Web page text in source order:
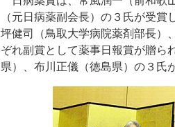
（元日病薬副会長）の３氏が受
坪健司（鳥取大学病院薬剤部長）
ぞれ副賞として薬事日報賞が贈ら
県）、布川正儀（徳島県）の３氏